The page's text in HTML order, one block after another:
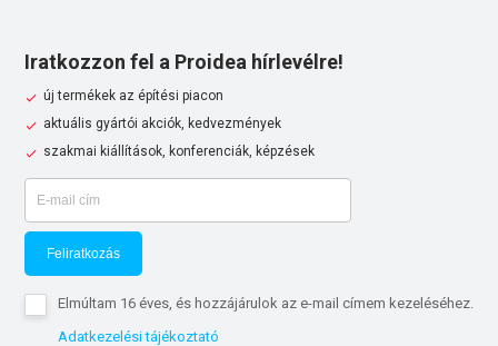
Iratkozzon fel a Proidea hírlevélre!
új termékek az építési piacon
aktuális gyártói akciók, kedvezmények
szakmai kiállítások, konferenciák, képzések
Feliratkozás
Elmúltam 16 éves, és hozzájárulok az e-mail címem kezeléséhez.
Adatkezelési tájékoztató